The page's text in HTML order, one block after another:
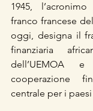
1945,
franco francese
oggi, designa il
finanziaria
dell’UEMOA
cooperazione
centrale per i